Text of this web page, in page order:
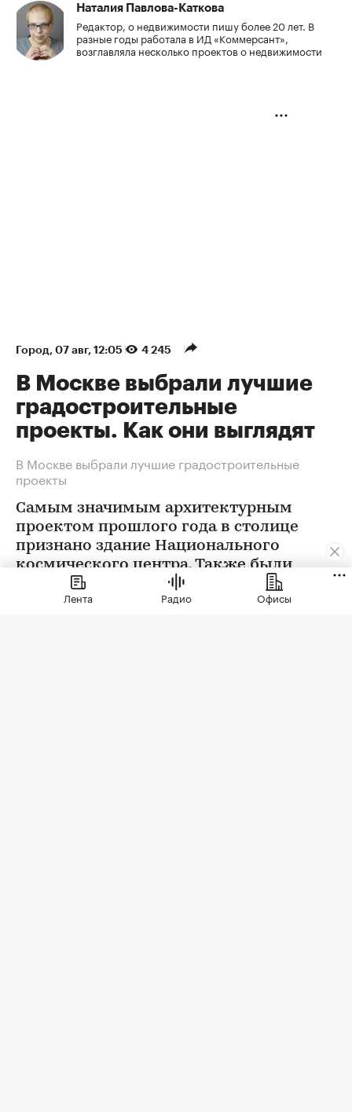
Наталия Павлова-Каткова
Редактор, о недвижимости пишу более 20 лет. В
разные годы работала в ИД «Коммерсант»,
возглавляла несколько проектов о недвижимости
Город⁠, 07 авг, 12:05 4 245
В Москве выбрали лучшие
градостроительные
проекты. Как они выглядят
В Москве выбрали лучшие градостроительные
проекты
Самым значимым архитектурным
проектом прошлого года в столице
признано здание Национального
космического центра. Также были
определены победители еще в 12
номинациях
Лента Радио Офисы